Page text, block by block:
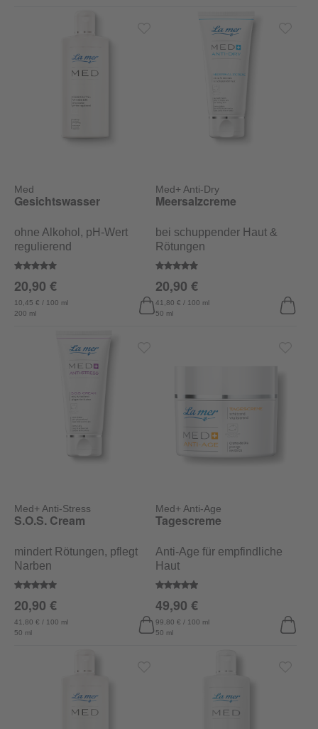
Med
Durchschnittliche Bewertung von 5 von 5 Sternen
Gesichtswasser
ohne Alkohol, pH-Wert
regulierend
200 ml
10,45 € / 100 ml
20,90 €
Med+ Anti-Dry
Durchschnittliche Bewertung
Meersalzcreme
bei schuppender Haut &
Rötungen
50 ml
41,80 € / 100 ml
20,90 €
Med+ Anti-Stress
Durchschnittliche Bewertung von 5 von 5 Sternen
S.O.S. Cream
mindert Rötungen, pflegt
Narben
50 ml
41,80 € / 100 ml
20,90 €
Med+ Anti-Age
Durchschnittliche Bewertung
Tagescreme
Anti-Age für empfindliche
Haut
50 ml
99,80 € / 100 ml
49,90 €